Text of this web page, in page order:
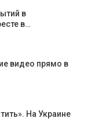
в
в…
видео прямо в
На Украине